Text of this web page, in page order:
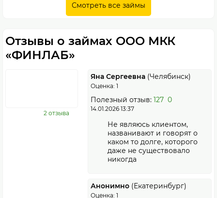
Смотреть все займы
Отзывы о займах ООО МКК
«ФИНЛАБ»
2 отзыва
Яна Сергеевна (Челябинск)
Оценка: 1
Полезный отзыв: 127 0
14.01.2026 13:37
Не являюсь клиентом,
названивают и говорят о
каком то долге, которого
даже не существовало
никогда
Анонимно (Екатеринбург)
Оценка: 1